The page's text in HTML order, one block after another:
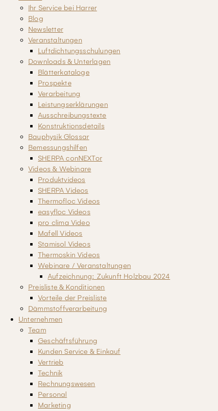
Ihr Service bei Harrer
Blog
Newsletter
Veranstaltungen
Luftdichtungsschulungen
Downloads & Unterlagen
Blätterkataloge
Prospekte
Verarbeitung
Leistungserklärungen
Ausschreibungstexte
Konstruktionsdetails
Bauphysik Glossar
Bemessungshilfen
SHERPA conNEXTor
Videos & Webinare
Produktvideos
SHERPA Videos
Thermofloc Videos
easyfloc Videos
pro clima Video
Mafell Videos
Stamisol Videos
Thermoskin Videos
Webinare / Veranstaltungen
Aufzeichnung: Zukunft Holzbau 2024
Preisliste & Konditionen
Vorteile der Preisliste
Dämmstoffverarbeitung
Unternehmen
Team
Geschäftsführung
Kunden Service & Einkauf
Vertrieb
Technik
Rechnungswesen
Personal
Marketing